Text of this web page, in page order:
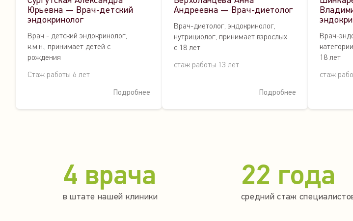
Юрьевна — Врач-детский
эндокринолог
Врач - детский эндокринолог,
к.м.н., принимает детей с
рождения
Стаж работы 6 лет
Подробнее
Андреевна — Врач-диетолог
Врач-диетолог, эндокринолог,
нутрициолог, принимает взрослых
с 18 лет
стаж работы 13 лет
Подробнее
Врач-
18 лет
стаж
4 врача
в штате нашей клиники
22 года
средний стаж